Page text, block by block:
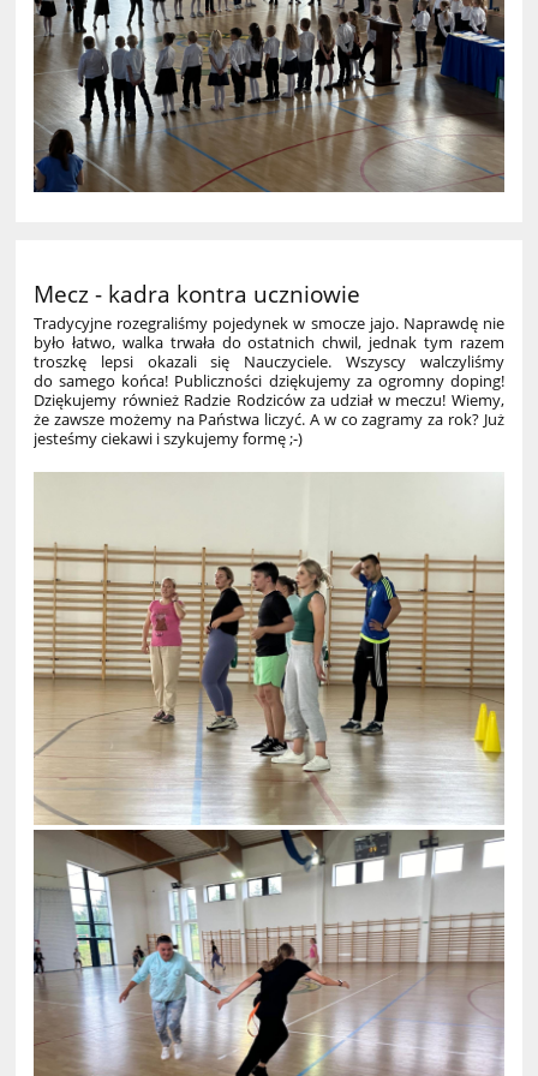
Mecz - kadra kontra uczniowie
Tradycyjne rozegraliśmy pojedynek w smocze jajo. Naprawdę nie
było łatwo, walka trwała do ostatnich chwil, jednak tym razem
troszkę lepsi okazali się Nauczyciele. Wszyscy walczyliśmy
do samego końca! Publiczności dziękujemy za ogromny doping!
Dziękujemy również Radzie Rodziców za udział w meczu! Wiemy,
że zawsze możemy na Państwa liczyć. A w co zagramy za rok? Już
jesteśmy ciekawi i szykujemy formę ;-)